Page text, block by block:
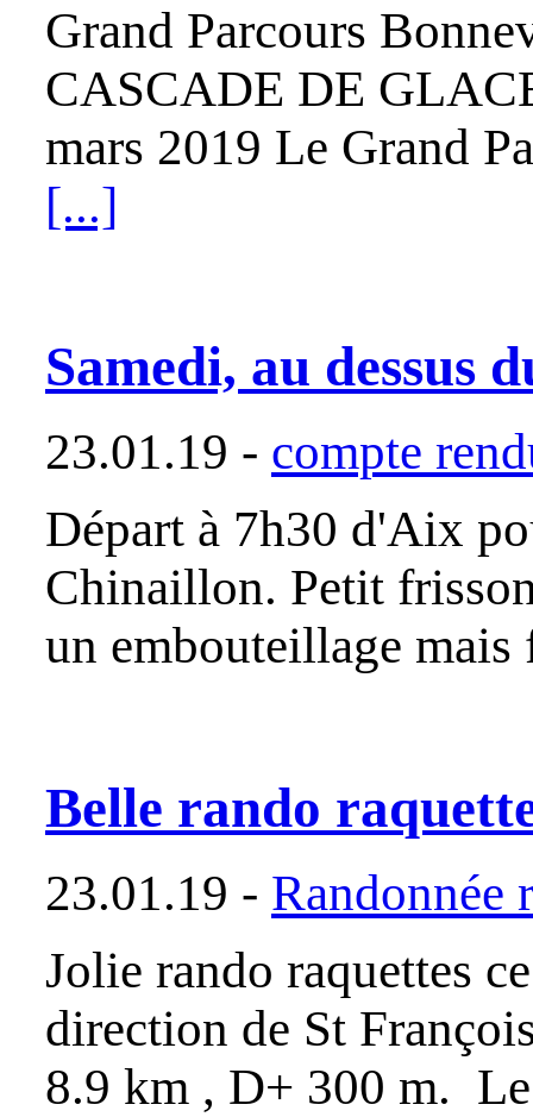
Grand Parcours
CASCADE DE
mars 2019 Le Grand
[...]
Samedi, au dessus
23.01.19 - compte
Départ à 7h30 d'Aix
Chinaillon. Petit
un embouteillage
Belle rando
23.01.19 - Randonnée
Jolie rando raquettes
direction de St
8.9 km , D+ 300 m.